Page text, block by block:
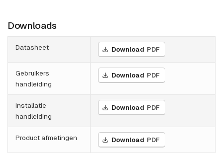
Downloads
Datasheet Download PDF
Gebruikers
handleiding
Download PDF
Installatie
handleiding
Download PDF
Product afmetingen Download PDF